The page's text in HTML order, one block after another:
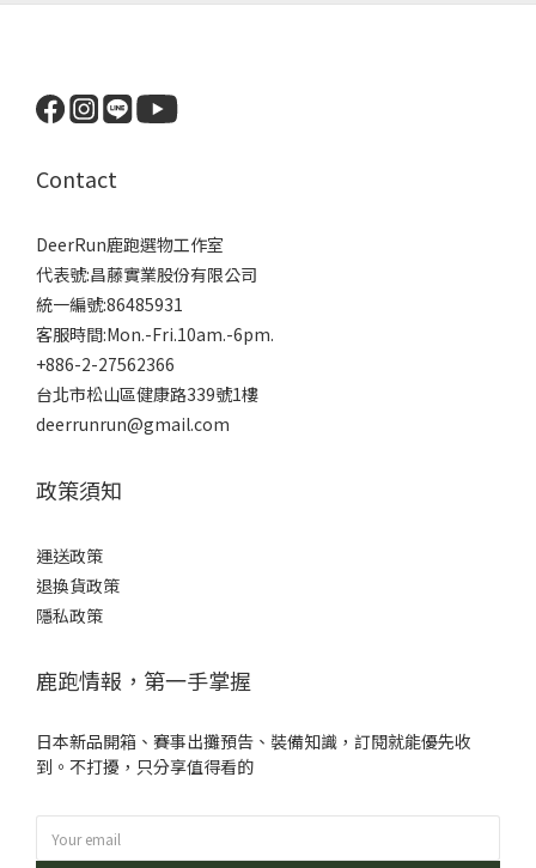
Contact
DeerRun鹿跑選物工作室
代表號:昌藤實業股份有限公司
統一編號:86485931
客服時間:Mon.-Fri.10am.-6pm.
+886-2-27562366
台北市松山區健康路339號1樓
deerrunrun@gmail.com
政策須知
運送政策
退換貨政策
隱私政策
鹿跑情報，第一手掌握
日本新品開箱、賽事出攤預告、裝備知識，訂閱就能優先收
到。不打擾，只分享值得看的